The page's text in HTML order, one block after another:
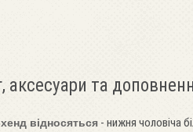
аксесуари та
відносяться - нижня чоловіча